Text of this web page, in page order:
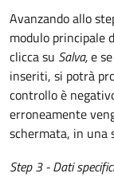
Avanzando allo
modulo principale
clicca su Salva,e
inseriti, si potrà
controllo è
erroneamente
schermata, in una
Step 3 - Dati